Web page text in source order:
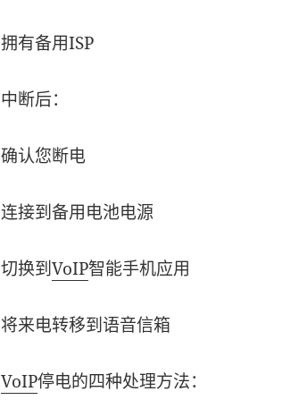
拥有备用ISP
中断后：
确认您断电
连接到备用电池电源
切换到VoIP智能手机应用
将来电转移到语音信箱
VoIP停电的四种处理方法：